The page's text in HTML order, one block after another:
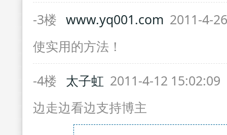
-3楼 www.yq001.com 2011-4-
使实用的方法！
-4楼 太子虹 2011-4-12 15:02:09
边走边看边支持博主